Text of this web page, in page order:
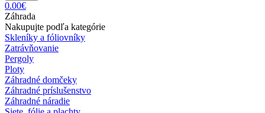
0.00€
Záhrada
Nakupujte podľa kategórie
Skleníky a fóliovníky
Zatrávňovanie
Pergoly
Ploty
Záhradné domčeky
Záhradné príslušenstvo
Záhradné náradie